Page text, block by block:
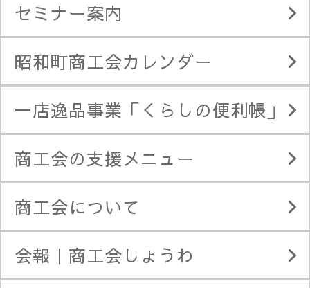
セミナー案内
昭和町商工会カレンダー
一店逸品事業「くらしの便利帳」
商工会の支援メニュー
商工会について
会報｜商工会しょうわ